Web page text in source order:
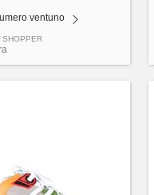
ventuno
SHOPPER